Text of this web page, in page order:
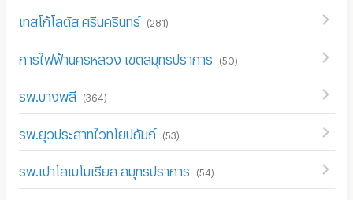
เทสโก้โลตัส ศรีนครินทร์ (281)
การไฟฟ้านครหลวง เขตสมุทรปราการ (50)
รพ.บางพลี (364 )
รพ.ยุวประสาทไวทโยปถัมภ์ (53)
รพ.เปาโลเมโมเรียล สมุทรปราการ (54 )